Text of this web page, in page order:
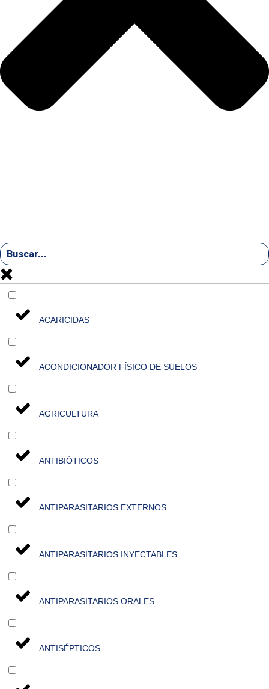
ACARICIDAS
ACONDICIONADOR FÍSICO DE SUELOS
AGRICULTURA
ANTIBIÓTICOS
ANTIPARASITARIOS EXTERNOS
ANTIPARASITARIOS INYECTABLES
ANTIPARASITARIOS ORALES
ANTISÉPTICOS